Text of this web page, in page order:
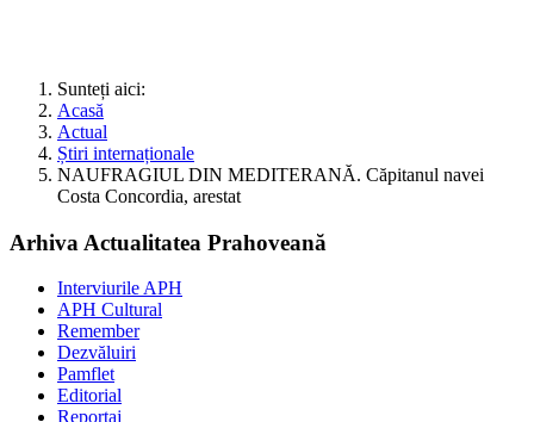
Sunteți aici:
Acasă
Actual
Știri internaționale
NAUFRAGIUL DIN MEDITERANĂ. Căpitanul navei
Costa Concordia, arestat
Arhiva Actualitatea Prahoveană
Interviurile APH
APH Cultural
Remember
Dezvăluiri
Pamflet
Editorial
Reportaj